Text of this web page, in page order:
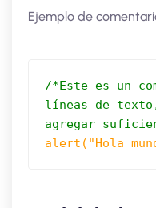
Ejemplo de
/*Este es un
líneas de
agregar
alert("Hola